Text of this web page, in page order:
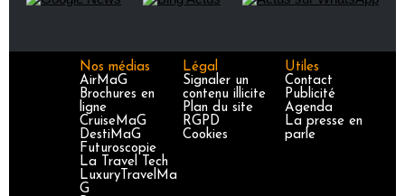
Nos médias
AirMaG
Brochures en
ligne
CruiseMaG
DestiMaG
Futuroscopie
La Travel Tech
LuxuryTravelMa
G
Légal
Signaler un
contenu illicite
Plan du site
RGPD
Cookies
Utiles
Contact
Publicité
Agenda
La presse en
parle